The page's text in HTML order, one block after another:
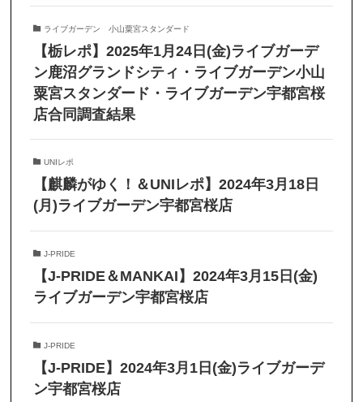
ライブガーデン 小山粟宮スタンダード
【栃レポ】2025年1月24日(金)ライブガーデ
ン鹿沼グランドシティ・ライブガーデン小山
粟宮スタンダード・ライブガーデン宇都宮桜
店合同調査結果
UNIレポ
【麒麟がゆく！＆UNIレポ】2024年3月18日
(月)ライブガーデン宇都宮桜店
J-PRIDE
【J-PRIDE＆MANKAI】2024年3月15日(金)
ライブガーデン宇都宮桜店
J-PRIDE
【J-PRIDE】2024年3月1日(金)ライブガーデ
ン宇都宮桜店